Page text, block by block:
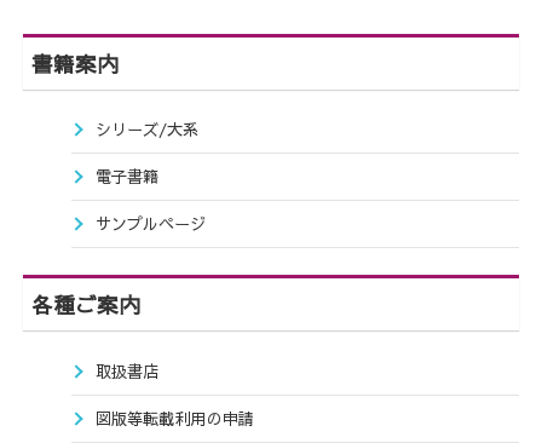
書籍案内
シリーズ/大系
電子書籍
サンプルページ
各種ご案内
取扱書店
図版等転載利用の申請